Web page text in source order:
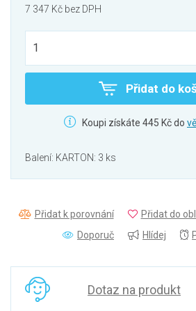
7 347 Kč bez DPH
Přidat do
Koupi získáte 445 Kč do
Balení: KARTON: 3 ks
Přidat k porovnání Přidat do
Doporuč
Hlídej
Dotaz na produkt